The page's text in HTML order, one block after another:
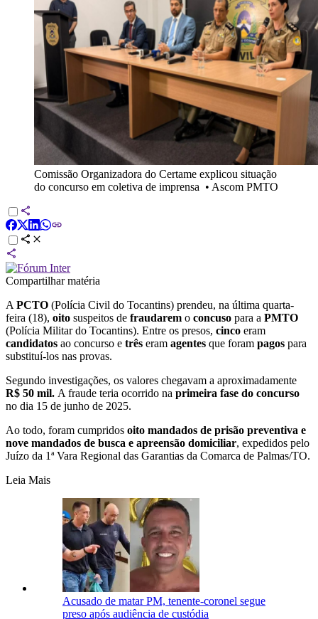
Comissão Organizadora do Certame explicou situação
do concurso em coletiva de imprensa • Ascom PMTO
Compartilhar matéria
A PCTO (Polícia Civil do Tocantins) prendeu, na última quarta-
feira (18), oito suspeitos de fraudarem o concuso para a PMTO
(Polícia Militar do Tocantins). Entre os presos, cinco eram
candidatos ao concurso e três eram agentes que foram pagos para
substituí-los nas provas.
Segundo investigações, os valores chegavam a aproximadamente
R$ 50 mil. A fraude teria ocorrido na primeira fase do concurso
no dia 15 de junho de 2025.
Ao todo, foram cumpridos oito mandados de prisão preventiva e
nove mandados de busca e apreensão domiciliar, expedidos pelo
Juízo da 1ª Vara Regional das Garantias da Comarca de Palmas/TO.
Leia Mais
Acusado de matar PM, tenente-coronel segue
preso após audiência de custódia